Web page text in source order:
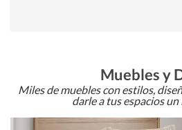
Muebles y
Miles de muebles con estilos,
darle a tus espacios